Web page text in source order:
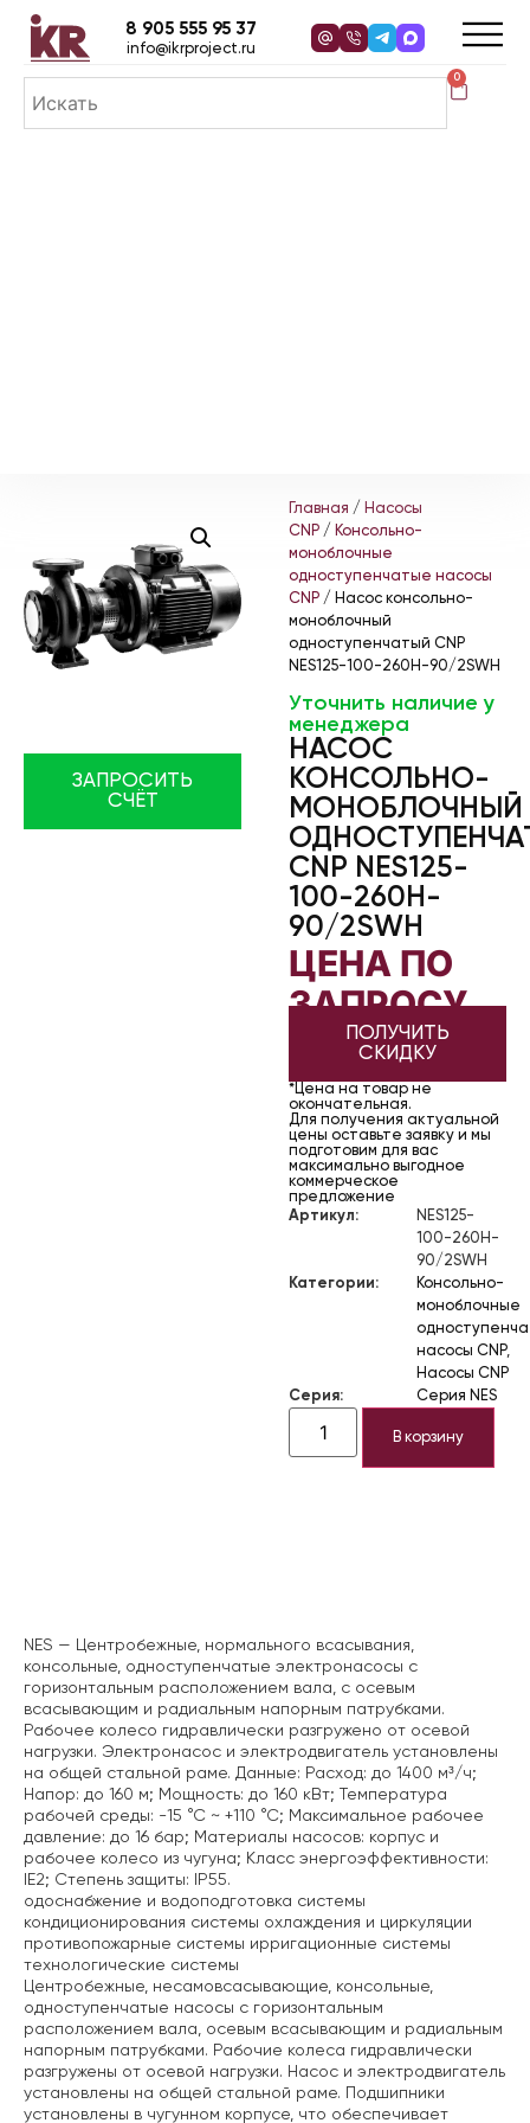
0
8 905 555 95 37
info@ikrproject.ru
ЗАПРОСИТЬ
СЧЁТ
Главная / Насосы
CNP / Консольно-
моноблочные
одноступенчатые насосы
CNP / Насос консольно-
моноблочный
одноступенчатый CNP
NES125-100-260H-90/2SWH
Уточнить наличие у
менеджера
НАСОС
КОНСОЛЬНО-
МОНОБЛОЧНЫЙ
CNP NES125-
100-260H-
90/2SWH
ЦЕНА ПО
ЗАПРОСУ
ПОЛУЧИТЬ
СКИДКУ
*Цена на товар не
окончательная.
Для получения актуальной
цены оставьте заявку и мы
подготовим для вас
максимально выгодное
коммерческое
предложение
Артикул:
NES125-
100-260H-
90/2SWH
Категории:
Консольно-
моноблочные
насосы CNP,
Насосы CNP
Серия:
Серия NES
В корзину
NES — Центробежные, нормального всасывания,
консольные, одноступенчатые электронасосы с
горизонтальным расположением вала, с осевым
всасывающим и радиальным напорным патрубками.
Рабочее колесо гидравлически разгружено от осевой
нагрузки. Электронасос и электродвигатель установлены
на общей стальной раме. Данные: Расход: до 1400 м³/ч;
Напор: до 160 м; Мощность: до 160 кВт; Температура
рабочей среды: -15 °С ~ +110 °С; Максимальное рабочее
давление: до 16 бар; Материалы насосов: корпус и
рабочее колесо из чугуна; Класс энергоэффективности:
IE2; Степень защиты: IP55.
одоснабжение и водоподготовка системы
кондиционирования системы охлаждения и циркуляции
противопожарные системы ирригационные системы
технологические системы
Центробежные, несамовсасывающие, консольные,
одноступенчатые насосы с горизонтальным
расположением вала, осевым всасывающим и радиальным
напорным патрубками. Рабочие колеса гидравлически
разгружены от осевой нагрузки. Насос и электродвигатель
установлены на общей стальной раме. Подшипники
установлены в чугунном корпусе, что обеспечивает